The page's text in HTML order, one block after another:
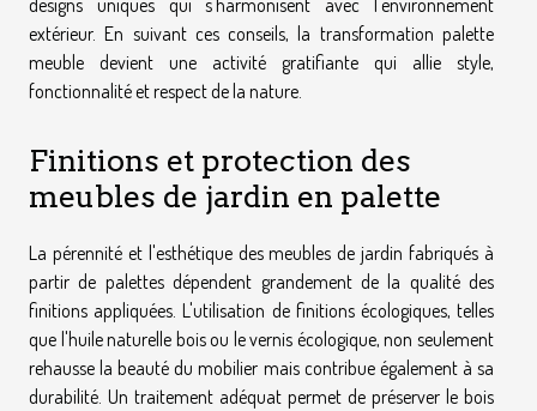
extérieur. En suivant ces conseils, la transformation palette
meuble devient une activité gratifiante qui allie style,
fonctionnalité et respect de la nature.
Finitions et protection des
meubles de jardin en palette
La pérennité et l'esthétique des meubles de jardin fabriqués à
partir de palettes dépendent grandement de la qualité des
finitions appliquées. L'utilisation de finitions écologiques, telles
que l'huile naturelle bois ou le vernis écologique, non seulement
rehausse la beauté du mobilier mais contribue également à sa
durabilité. Un traitement adéquat permet de préserver le bois